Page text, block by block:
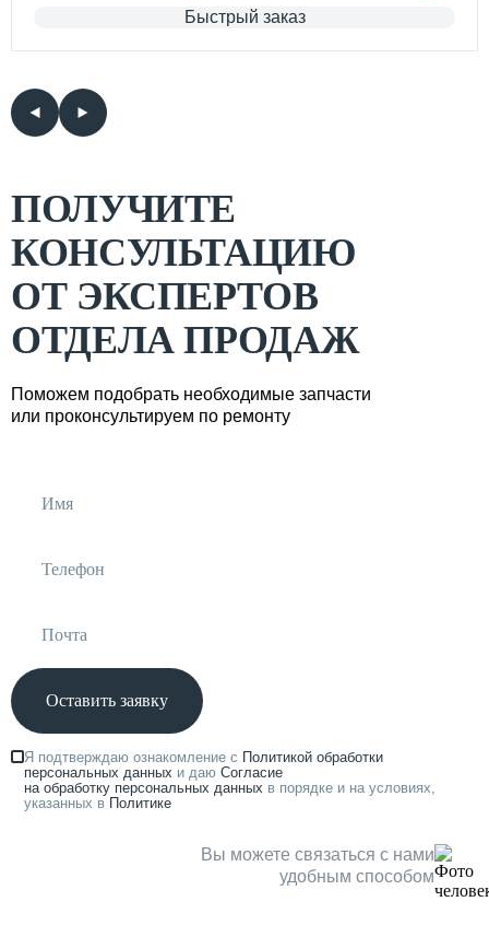
Быстрый заказ
ПОЛУЧИТЕ
КОНСУЛЬТАЦИЮ
ОТ ЭКСПЕРТОВ
ОТДЕЛА ПРОДАЖ
Поможем подобрать необходимые запчасти
или проконсультируем по ремонту
Оставить заявку
Я подтверждаю ознакомление с Политикой обработки
персональных данных и даю Согласие
на обработку персональных данных в порядке и на условиях,
указанных в Политике
Вы можете связаться с нами
удобным способом